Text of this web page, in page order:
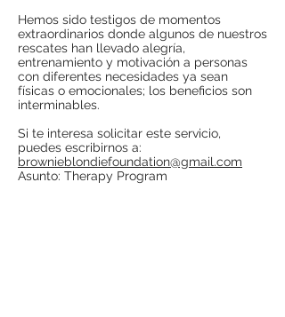
Hemos sido testigos de momentos
extraordinarios donde algunos de nuestros
rescates han llevado alegría,
entrenamiento y motivación a personas
con diferentes necesidades ya sean
físicas o emocionales; los beneficios son
interminables.
Si te interesa solicitar este servicio,
puedes escribirnos a:
brownieblondiefoundation@gmail.com
Asunto: Therapy Program